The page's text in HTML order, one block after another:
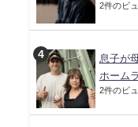
2件のビ
息子が
ホーム
2件のビ